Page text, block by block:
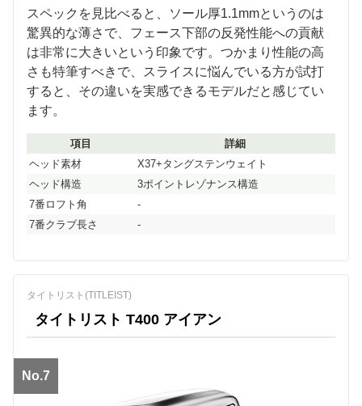
スペックを見比べると、ソール厚1.1mmというのは
驚異的な薄さで、フェース下部の反発性能への貢献
は非常に大きいという印象です。つかまり性能の高
さも特筆すべきで、スライスに悩んでいる方が試打
すると、その違いを実感できるモデルだと感じてい
ます。
項目
詳細
ヘッド素材
X37+タングステンウェイト
ヘッド構造
3ポイントレゾナンス構造
7番ロフト角
-
7番クラブ長さ
-
タイトリスト(TITLEIST)
タイトリスト T400 アイアン
No.7